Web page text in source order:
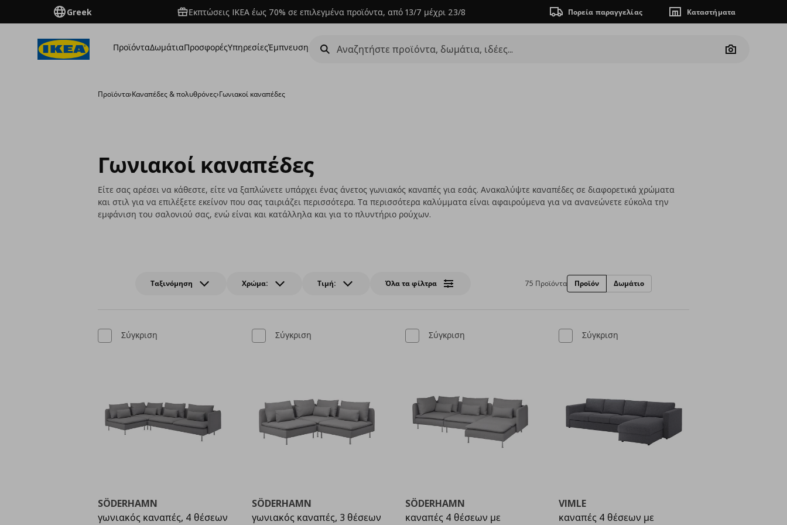
Greek Εκπτώσεις IKEA έως 70% σε επιλεγμένα προϊόντα, από 13/7 μέχρι 23/8 Πορεία παραγγελίας Καταστήματα
ΠροϊόνταΔωμάτιαΠροσφορέςΥπηρεσίεςΈμπνευση
Camera
Προϊόντα›Καναπέδες & πολυθρόνες›Γωνιακοί καναπέδες
Γωνιακοί καναπέδες
Είτε σας αρέσει να κάθεστε, είτε να ξαπλώνετε υπάρχει ένας άνετος γωνιακός καναπές για εσάς. Ανακαλύψτε καναπέδες σε διαφορετικά χρώματα
και στιλ για να επιλέξετε εκείνον που σας ταιριάζει περισσότερα. Τα περισσότερα καλύμματα είναι αφαιρούμενα για να ανανεώνετε εύκολα την
εμφάνιση του σαλονιού σας, ενώ είναι και κατάλληλα και για το πλυντήριο ρούχων.
Ταξινόμηση Χρώμα: Τιμή: Όλα τα φίλτρα 75 Προϊόντα Προϊόν Δωμάτιο
Σύγκριση
SÖDERHAMN
γωνιακός καναπές, 4 θέσεων
Σύγκριση
SÖDERHAMN
γωνιακός καναπές, 3 θέσεων
Σύγκριση
SÖDERHAMN
καναπές 4 θέσεων με
Σύγκριση
VIMLE
καναπές 4 θέσεων με